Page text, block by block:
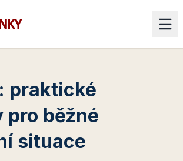
praktické
pro běžné
situace